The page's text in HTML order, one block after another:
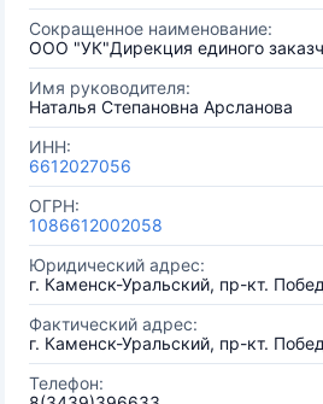
Сокращенное наименование:
ООО "УК"Дирекция единого
Имя руководителя:
Наталья Степановна Арсланова
ИНН:
6612027056
ОГРН:
1086612002058
Юридический адрес:
г. Каменск-Уральский, пр-кт.
Фактический адрес:
г. Каменск-Уральский, пр-кт.
Телефон: